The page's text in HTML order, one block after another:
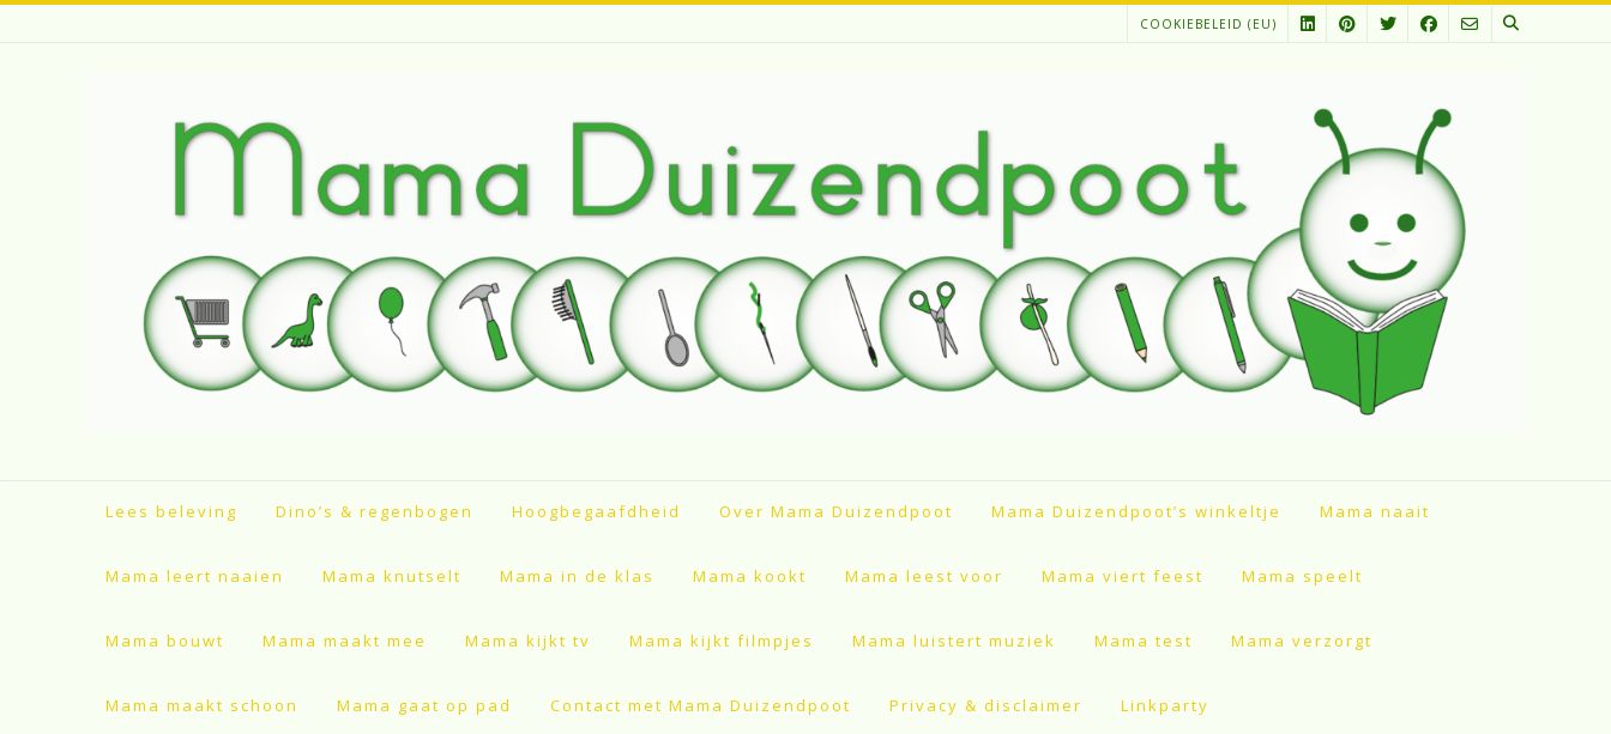
Spring
COOKIEBELEID (EU)
Lees beleving Dino’s & regenbogen Hoogbegaafdheid Over Mama Duizendpoot Mama Duizendpoot’s winkeltje Mama naait
Mama leert naaien Mama knutselt Mama in de klas Mama kookt Mama leest voor Mama viert feest Mama speelt
Mama bouwt Mama maakt mee Mama kijkt tv Mama kijkt filmpjes Mama luistert muziek Mama test Mama verzorgt
Mama maakt schoon Mama gaat op pad Contact met Mama Duizendpoot Privacy & disclaimer Linkparty